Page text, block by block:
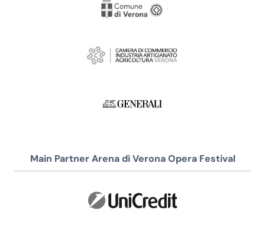
Main Partner Arena di Verona Opera Festival